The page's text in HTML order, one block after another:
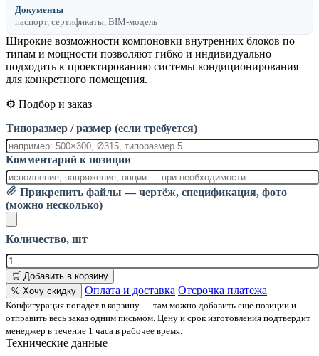
Документы
паспорт, сертификаты, BIM-модель
Широкие возможности компоновки внутренних блоков по
типам и мощности позволяют гибко и индивидуально
подходить к проектированию системы кондиционирования
для конкретного помещения.
⚙️ Подбор и заказ
Типоразмер / размер (если требуется)
Комментарий к позиции
Прикрепить файлы — чертёж, спецификация, фото
(можно несколько)
Количество, шт
🛒 Добавить в корзину
% Хочу скидку
Оплата и доставка Отсрочка платежа
Конфигурация попадёт в корзину — там можно добавить ещё позиции и
отправить весь заказ одним письмом. Цену и срок изготовления подтвердит
менеджер в течение 1 часа в рабочее время.
Технические данные